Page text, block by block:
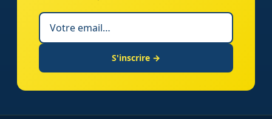
S'inscrire →